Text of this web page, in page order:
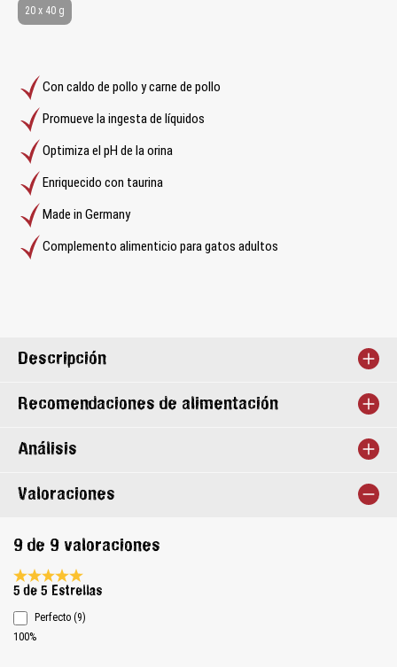
Con caldo de pollo y carne de pollo
Promueve la ingesta de líquidos
Optimiza el pH de la orina
Enriquecido con taurina
Made in Germany
Complemento alimenticio para gatos adultos
20 x 40 g
Descripción
Recomendaciones de alimentación
Análisis
Valoraciones
9 de 9 valoraciones
Calificación promedio de 5 de 5 estrellas
5 de 5 Estrellas
Perfecto (9)
100%